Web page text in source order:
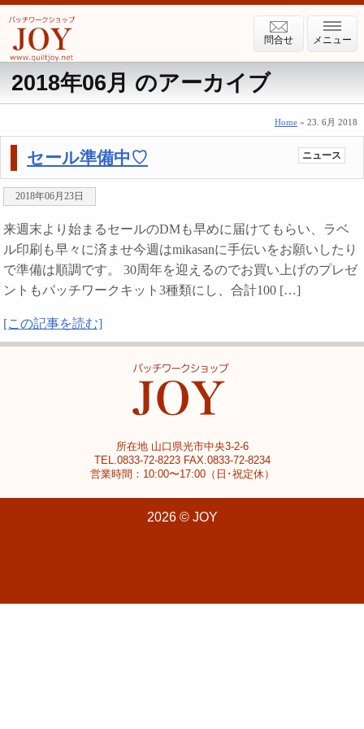
メニュー
問合せ
2018年06月 のアーカイブ
Home » 23. 6月 2018
セール準備中♡ ニュース
2018年06月23日
来週末より始まるセールのDMも早めに届けてもらい、ラベ
ル印刷も早々に済ませ今週はmikasanに手伝いをお願いしたり
で準備は順調です。 30周年を迎えるのでお買い上げのプレゼ
ントもパッチワークキット3種類にし、合計100 […]
[この記事を読む]
所在地 山口県光市中央3-2-6
TEL.0833-72-8223 FAX.0833-72-8234
営業時間：10:00〜17:00（日･祝定休）
2026 © JOY